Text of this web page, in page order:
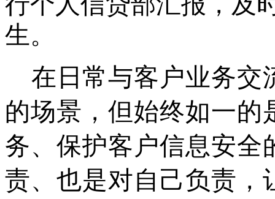
生。
在日常与客户业务交
的场景，但始终如一的
务、保护客户信息安全
责、也是对自己负责，